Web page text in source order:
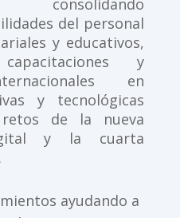
del personal
y educativos,
y
en
y tecnológicas
de la nueva
y la cuarta
ayudando a